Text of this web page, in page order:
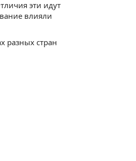
эти идут
влияли
разных стран